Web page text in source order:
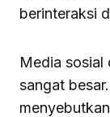
berinteraksi
Media sosial
sangat